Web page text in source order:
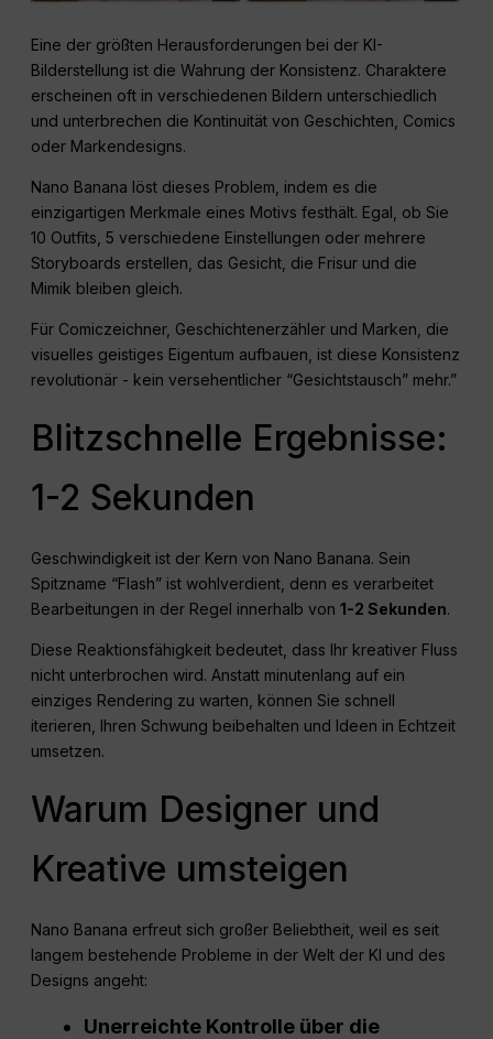
Eine der größten Herausforderungen bei der KI-
Bilderstellung ist die Wahrung der Konsistenz. Charaktere
erscheinen oft in verschiedenen Bildern unterschiedlich
und unterbrechen die Kontinuität von Geschichten, Comics
oder Markendesigns.
Nano Banana löst dieses Problem, indem es die
einzigartigen Merkmale eines Motivs festhält. Egal, ob Sie
10 Outfits, 5 verschiedene Einstellungen oder mehrere
Storyboards erstellen, das Gesicht, die Frisur und die
Mimik bleiben gleich.
Für Comiczeichner, Geschichtenerzähler und Marken, die
visuelles geistiges Eigentum aufbauen, ist diese Konsistenz
revolutionär - kein versehentlicher “Gesichtstausch” mehr.”
Blitzschnelle Ergebnisse:
1-2 Sekunden
Geschwindigkeit ist der Kern von Nano Banana. Sein
Spitzname “Flash” ist wohlverdient, denn es verarbeitet
Bearbeitungen in der Regel innerhalb von1-2 Sekunden.
Diese Reaktionsfähigkeit bedeutet, dass Ihr kreativer Fluss
nicht unterbrochen wird. Anstatt minutenlang auf ein
einziges Rendering zu warten, können Sie schnell
iterieren, Ihren Schwung beibehalten und Ideen in Echtzeit
umsetzen.
Warum Designer und
Kreative umsteigen
Nano Banana erfreut sich großer Beliebtheit, weil es seit
langem bestehende Probleme in der Welt der KI und des
Designs angeht:
Unerreichte Kontrolle über die